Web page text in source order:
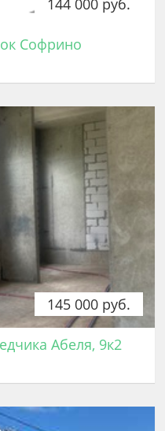
144 000 руб.
Софрино
145 000 руб.
Абеля, 9к2